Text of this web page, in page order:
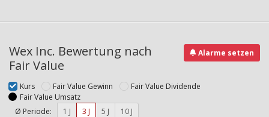
Wex Inc. Bewertung nach
Fair Value
Alarme setzen
Kurs Fair Value Gewinn
Fair Value Dividende
Fair Value Umsatz
Ø Periode:
1 J 3 J 5 J 10 J